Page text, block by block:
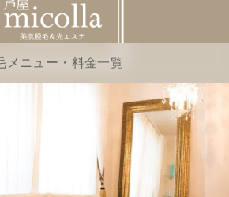
メニュー・料金一覧